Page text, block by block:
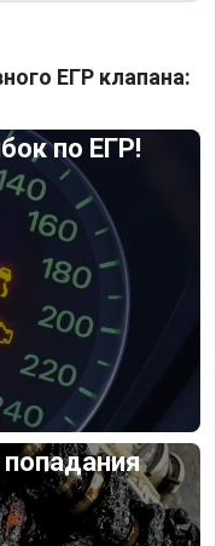
ЕГР клапана:
по ЕГР!